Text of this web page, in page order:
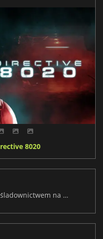
8020
Directive 8020: Strach przed naśladownictwem na Tau Ceti f